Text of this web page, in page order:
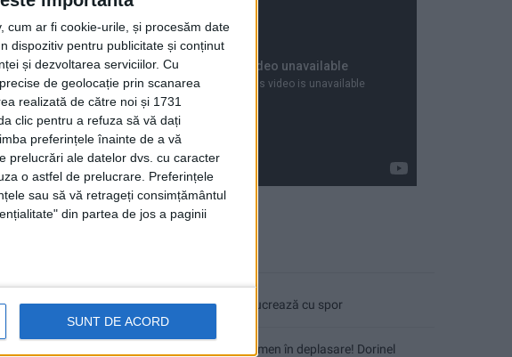
cum ar fi cookie-urile, și procesăm date
dispozitiv pentru publicitate și conținut
și dezvoltarea serviciilor. Cu
de geolocație prin scanarea
realizată de către noi și 1731
clic pentru a refuza să vă dați
preferințele înainte de a vă
prelucrări ale datelor dvs. cu caracter
o astfel de prelucrare. Preferințele
sau să vă retrageți consimțământul
din partea de jos a paginii
SUNT DE ACORD
Pe toate șantierele se lucrează cu spor
CSM Reșița, primul examen în deplasare! Dorinel